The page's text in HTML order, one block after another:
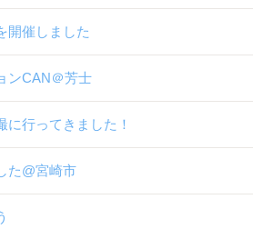
開催しました
ンCAN＠芳士
に行ってきました！
た@宮崎市